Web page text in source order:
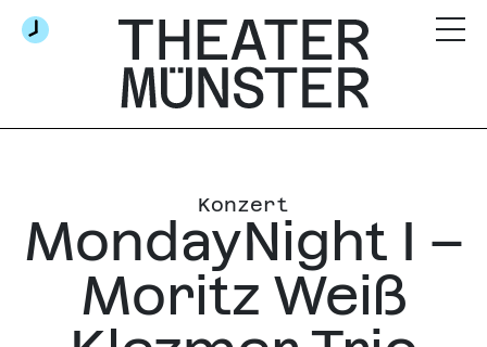
Konzert
MondayNight I –
Moritz Weiß